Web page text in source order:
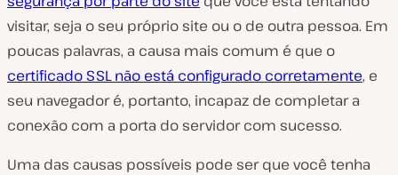
visitar, seja o seu próprio site ou o de outra pessoa. Em
poucas palavras, a causa mais comum é que o
certificado SSL não está configurado corretamente, e
seu navegador é, portanto, incapaz de completar a
conexão com a porta do servidor com sucesso.
Uma das causas possíveis pode ser que você tenha